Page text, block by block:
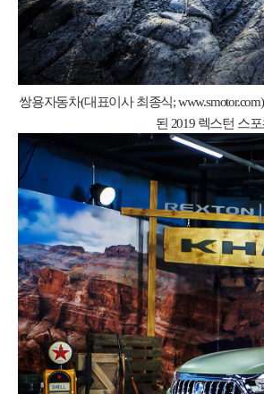
쌍용자동차(대표이사 최종식; www.smotor.com)
된 2019 렉스턴 스